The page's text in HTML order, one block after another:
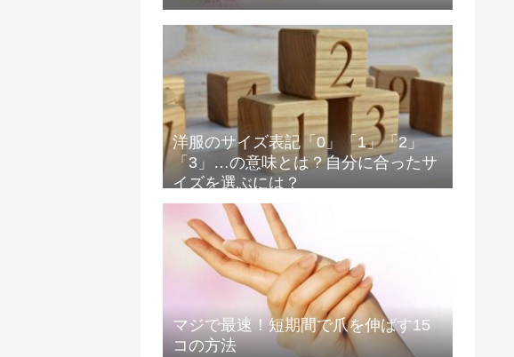
洋服のサイズ表記「0」「1」「2」
「3」…の意味とは？自分に合ったサ
イズを選ぶには？
マジで最速！短期間で爪を伸ばす15
コの方法